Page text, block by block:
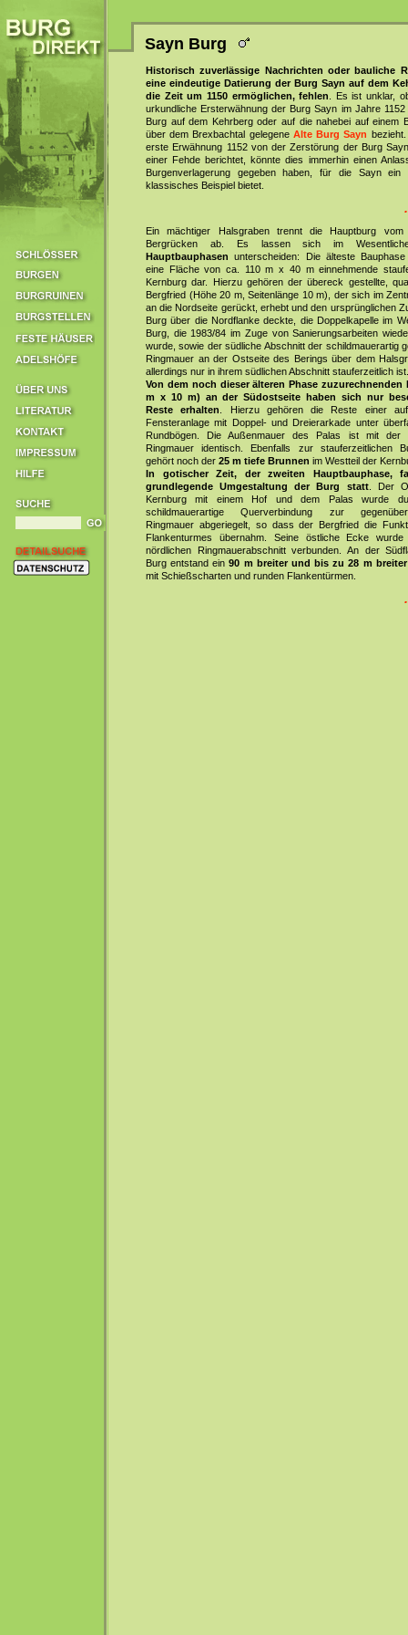
Sayn Burg
Historisch zuverlässige Nachrichten oder bauliche
eine eindeutige Datierung der Burg Sayn auf dem
die Zeit um 1150 ermöglichen, fehlen . Es ist unklar,
urkundliche Ersterwähnung der Burg Sayn im Jahre 1152
Burg auf dem Kehrberg oder auf die nahebei auf einem
über dem Brexbachtal gelegene Alte Burg Sayn
erste Erwähnung 1152 von der Zerstörung der Burg
einer Fehde berichtet, könnte dies immerhin einen
Burgenverlagerung gegeben haben, für die Sayn ein
klassisches Beispiel bietet.
Ein mächtiger Halsgraben trennt die Hauptburg vom
Bergrücken ab. Es lassen sich im
Hauptbauphasen unterscheiden: Die älteste
eine Fläche von ca. 110 m x 40 m einnehmende
Kernburg dar. Hierzu gehören der übereck gestellte,
Bergfried (Höhe 20 m, Seitenlänge 10 m), der sich im
an die Nordseite gerückt, erhebt und den ursprünglichen
Burg über die Nordflanke deckte, die Doppelkapelle im
Burg, die 1983/84 im Zuge von Sanierungsarbeiten
wurde, sowie der südliche Abschnitt der schildmauerartig
Ringmauer an der Ostseite des Berings über dem
allerdings nur in ihrem südlichen Abschnitt stauferzeitlich ist.
Von dem noch dieser älteren Phase zuzurechnenden
m x 10 m) an der Südostseite haben sich nur
Reste erhalten
. Hierzu gehören die Reste einer
Fensteranlage mit Doppel- und Dreierarkade unter
Rundbögen. Die Außenmauer des Palas ist mit der
Ringmauer identisch. Ebenfalls zur stauferzeitlichen
gehört noch der 25 m tiefe Brunnen im Westteil der
In gotischer Zeit, der zweiten Hauptbauphase,
grundlegende Umgestaltung der Burg statt. Der
Kernburg mit einem Hof und dem Palas wurde
schildmauerartige Querverbindung zur
Ringmauer abgeriegelt, so dass der Bergfried die
Flankenturmes übernahm. Seine östliche Ecke
nördlichen Ringmauerabschnitt verbunden. An der
Burg entstand ein90 m breiter und bis zu 28 m
mit Schießscharten und runden Flankentürmen.